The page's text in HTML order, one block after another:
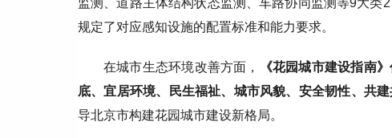
监测、道路主体结构状态监测、车路协同监测等9大
规定了对应感知设施的配置标准和能力要求。
在城市生态环境改善方面，
《花园城市建设指南
底、宜居环境、民生福祉、城市风貌、安全韧性、共
导北京市构建花园城市建设新格局。